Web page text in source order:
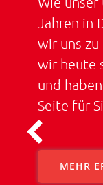
Jahren in
wir uns
wir heute
und
Seite für
MEHR